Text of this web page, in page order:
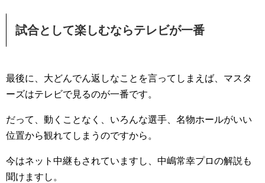
試合として楽しむならテレビが一番
最後に、大どんでん返しなことを言ってしまえば、マスタ
ーズはテレビで見るのが一番です。
だって、動くことなく、いろんな選手、名物ホールがいい
位置から観れてしまうのですから。
今はネット中継もされていますし、中嶋常幸プロの解説も
聞けますし。